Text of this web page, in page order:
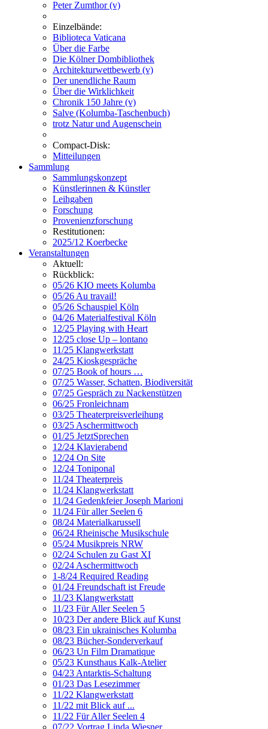
Peter Zumthor (v)
Einzelbände:
Biblioteca Vaticana
Über die Farbe
Die Kölner Dombibliothek
Architekturwettbewerb (v)
Der unendliche Raum
Über die Wirklichkeit
Chronik 150 Jahre (v)
Salve (Kolumba-Taschenbuch)
trotz Natur und Augenschein
Compact-Disk:
Mitteilungen
Sammlung
Sammlungskonzept
Künstlerinnen & Künstler
Leihgaben
Forschung
Provenienzforschung
Restitutionen:
2025/12 Koerbecke
Veranstaltungen
Aktuell:
Rückblick:
05/26 KIO meets Kolumba
05/26 Au travail!
05/26 Schauspiel Köln
04/26 Materialfestival Köln
12/25 Playing with Heart
12/25 close Up – lontano
11/25 Klangwerkstatt
24/25 Kioskgespräche
07/25 Book of hours …
07/25 Wasser, Schatten, Biodiversität
07/25 Gespräch zu Nackenstützen
06/25 Fronleichnam
03/25 Theaterpreisverleihung
03/25 Aschermittwoch
01/25 JetztSprechen
12/24 Klavierabend
12/24 On Site
12/24 Toniponal
11/24 Theaterpreis
11/24 Klangwerkstatt
11/24 Gedenkfeier Joseph Marioni
11/24 Für aller Seelen 6
08/24 Materialkarussell
06/24 Rheinische Musikschule
05/24 Musikpreis NRW
02/24 Schulen zu Gast XI
02/24 Aschermittwoch
1-8/24 Required Reading
01/24 Freundschaft ist Freude
11/23 Klangwerkstatt
11/23 Für Aller Seelen 5
10/23 Der andere Blick auf Kunst
08/23 Ein ukrainisches Kolumba
08/23 Bücher-Sonderverkauf
06/23 Un Film Dramatique
05/23 Kunsthaus Kalk-Atelier
04/23 Antarktis-Schaltung
01/23 Das Lesezimmer
11/22 Klangwerkstatt
11/22 mit Blick auf ...
11/22 Für Aller Seelen 4
07/22 Vortrag Linda Wiesner